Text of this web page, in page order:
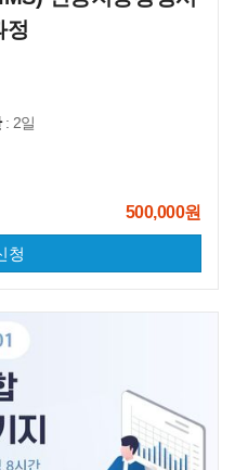
정
: 2일
500,000원
청